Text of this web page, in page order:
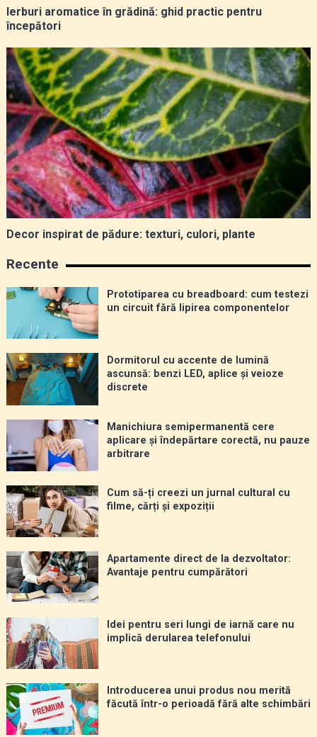
Ierburi aromatice în grădină: ghid practic pentru
începători
Decor inspirat de pădure: texturi, culori, plante
Recente
Prototiparea cu breadboard: cum testezi
un circuit fără lipirea componentelor
Dormitorul cu accente de lumină
ascunsă: benzi LED, aplice și veioze
discrete
Manichiura semipermanentă cere
aplicare și îndepărtare corectă, nu pauze
arbitrare
Cum să-ți creezi un jurnal cultural cu
filme, cărți și expoziții
Apartamente direct de la dezvoltator:
Avantaje pentru cumpărători
Idei pentru seri lungi de iarnă care nu
implică derularea telefonului
Introducerea unui produs nou merită
făcută într-o perioadă fără alte schimbări